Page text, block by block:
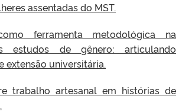
assentadas do MST.
ferramenta metodológica na
estudos de gênero: articulando
extensão universitária.
trabalho artesanal em histórias de